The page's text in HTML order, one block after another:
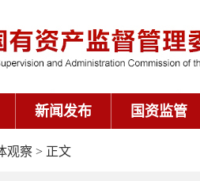
新闻发布 国资监管
观察 > 正文